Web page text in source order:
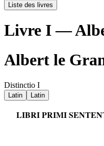
Liste des livres
Livre I —
Albert le
Distinctio I
Latin Latin
LIBRI PRIMI